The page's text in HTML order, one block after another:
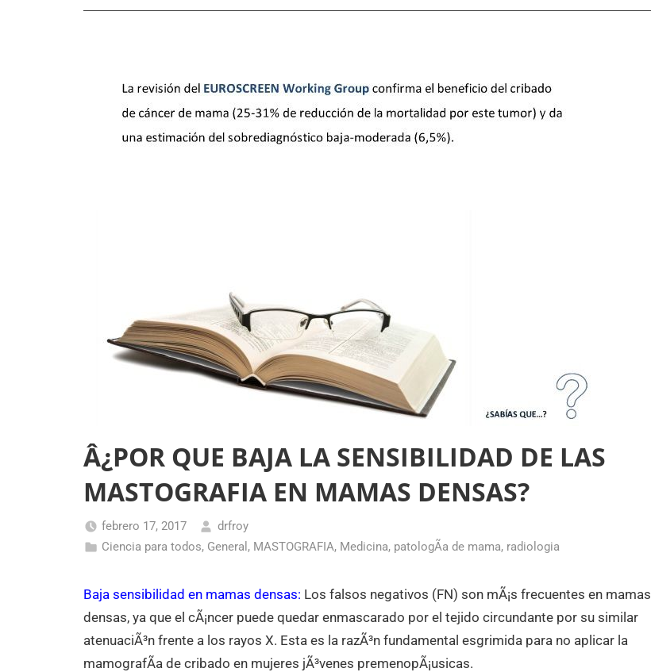
Â¿POR QUE BAJA LA SENSIBILIDAD DE LAS
MASTOGRAFIA EN MAMAS DENSAS?
febrero 17, 2017
drfroy
Ciencia para todos, General , MASTOGRAFIA, Medicina, patologÃ­a de mama, radiologia
Baja sensibilidad en mamas densas: Los falsos negativos (FN) son mÃ¡s frecuentes en mamas
densas, ya que el cÃ¡ncer puede quedar enmascarado por el tejido circundante por su similar
atenuaciÃ³n frente a los rayos X. Esta es la razÃ³n fundamental esgrimida para no aplicar la
mamografÃ­a de cribado en mujeres jÃ³venes premenopÃ¡usicas.